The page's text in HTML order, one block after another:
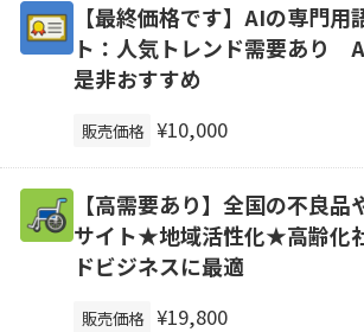
【最終価格です】AIの専門用
ト：人気トレンド需要あり
是非おすすめ
販売価格 ¥10,000
【高需要あり】全国の不良品
サイト★地域活性化★高齢化
ドビジネスに最適
販売価格 ¥19,800